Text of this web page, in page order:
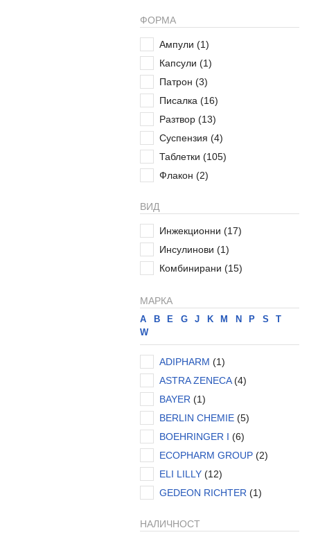
ФОРМА
Ампули (1)
Капсули (1)
Патрон (3)
Писалка (16)
Разтвор (13)
Суспензия (4)
Таблетки (105)
Флакон (2)
ВИД
Инжекционни (17)
Инсулинови (1)
Комбинирани (15)
МАРКА
A B E G J K M N P S
T
W
ADIPHARM (1)
ASTRA ZENECA (4)
BAYER (1)
BERLIN CHEMIE (5)
BOEHRINGER I (6)
ECOPHARM GROUP (2)
ELI LILLY (12)
GEDEON RICHTER (1)
KRKA (2)
НАЛИЧНОСТ